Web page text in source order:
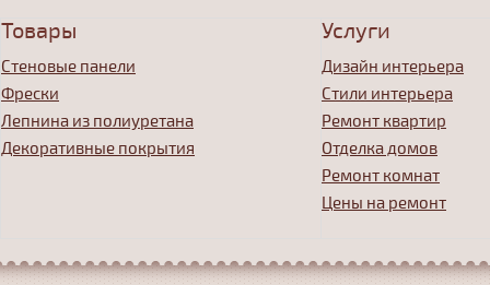
Товары
Стеновые панели
Фрески
Лепнина из полиуретана
Декоративные покрытия
Услуги
Дизайн интерьера
Стили интерьера
Ремонт квартир
Отделка домов
Ремонт комнат
Цены на ремонт